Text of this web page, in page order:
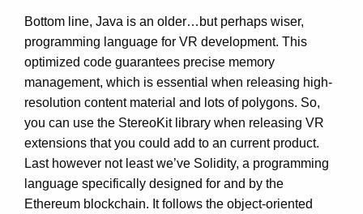
Bottom line, Java is an older…but perhaps wiser,
programming language for VR development. This
optimized code guarantees precise memory
management, which is essential when releasing high-
resolution content material and lots of polygons. So,
you can use the StereoKit library when releasing VR
extensions that you could add to an current product.
Last however not least we’ve Solidity, a programming
language specifically designed for and by the
Ethereum blockchain. It follows the object-oriented